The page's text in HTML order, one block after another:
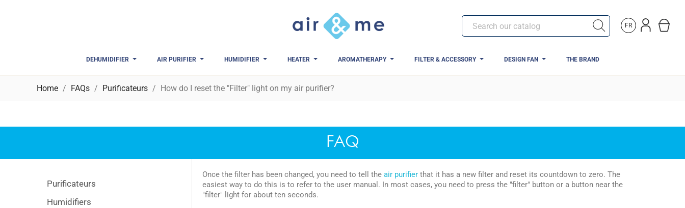
FR
DEHUMIDIFIER AIR PURIFIER HUMIDIFIER HEATER AROMATHERAPY FILTER & ACCESSORY DESIGN FAN THE BRAND
Home FAQs Purificateurs How do I reset the "Filter" light on my air purifier?
FAQ
Purificateurs
Humidifiers
Once the filter has been changed, you need to tell the air purifierthat it has a new filter and reset its countdown to zero. The
easiest way to do this is to refer to the user manual. In most cases, you need to press the "filter" button or a button near the
"filter" light for about ten seconds.